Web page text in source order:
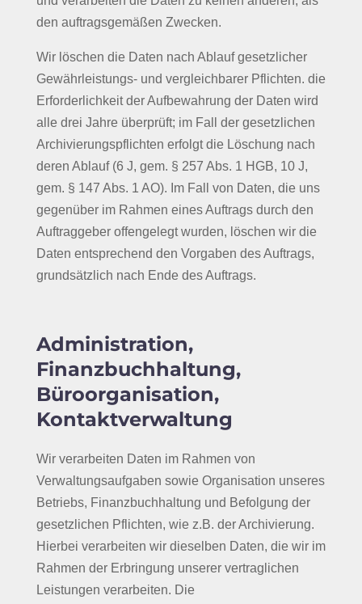
den auftragsgemäßen Zwecken.
Wir löschen die Daten nach Ablauf gesetzlicher
Gewährleistungs- und vergleichbarer Pflichten. die
Erforderlichkeit der Aufbewahrung der Daten wird
alle drei Jahre überprüft; im Fall der gesetzlichen
Archivierungspflichten erfolgt die Löschung nach
deren Ablauf (6 J, gem. § 257 Abs. 1 HGB, 10 J,
gem. § 147 Abs. 1 AO). Im Fall von Daten, die uns
gegenüber im Rahmen eines Auftrags durch den
Auftraggeber offengelegt wurden, löschen wir die
Daten entsprechend den Vorgaben des Auftrags,
grundsätzlich nach Ende des Auftrags.
Administration,
Finanzbuchhaltung,
Büroorganisation,
Kontaktverwaltung
Wir verarbeiten Daten im Rahmen von
Verwaltungsaufgaben sowie Organisation unseres
Betriebs, Finanzbuchhaltung und Befolgung der
gesetzlichen Pflichten, wie z.B. der Archivierung.
Hierbei verarbeiten wir dieselben Daten, die wir im
Rahmen der Erbringung unserer vertraglichen
Leistungen verarbeiten. Die